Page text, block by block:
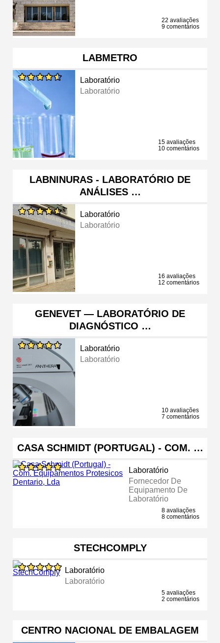
22 avaliações
9 comentários
LABMETRO
Laboratório
Laboratório
15 avaliações
10 comentários
LABNINURAS - LABORATÓRIO DE
ANÁLISES …
Laboratório
Laboratório
16 avaliações
12 comentários
GENEVET — LABORATÓRIO DE
DIAGNÓSTICO …
Laboratório
Laboratório
10 avaliações
7 comentários
CASA SCHMIDT (PORTUGAL) - COM. …
Laboratório
Fornecedor De
Equipamento De
Laboratório
8 avaliações
8 comentários
STECHCOMPLY
Laboratório
Laboratório
5 avaliações
2 comentários
CENTRO NACIONAL DE EMBALAGEM